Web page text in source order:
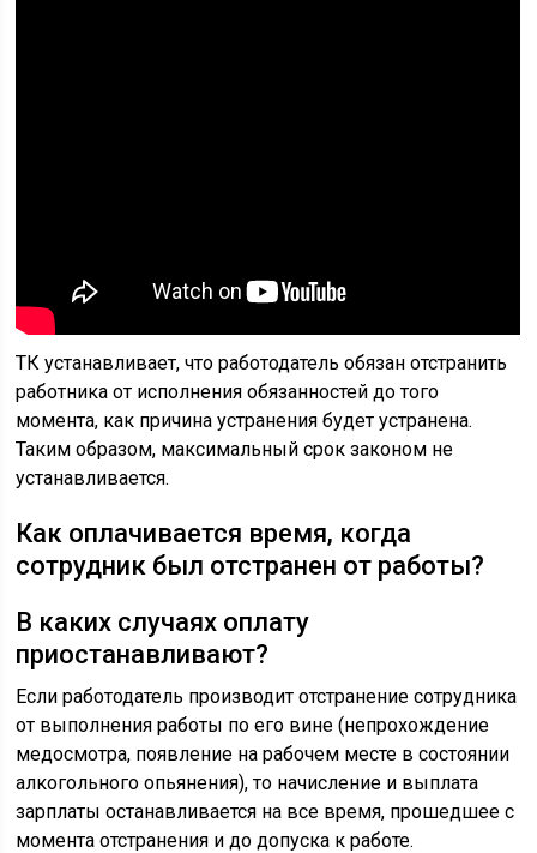
ТК устанавливает, что работодатель обязан отстранить
работника от исполнения обязанностей до того
момента, как причина устранения будет устранена.
Таким образом, максимальный срок законом не
устанавливается.
Как оплачивается время, когда
сотрудник был отстранен от работы?
В каких случаях оплату
приостанавливают?
Если работодатель производит отстранение сотрудника
от выполнения работы по его вине (непрохождение
медосмотра, появление на рабочем месте в состоянии
алкогольного опьянения), то начисление и выплата
зарплаты останавливается на все время, прошедшее с
момента отстранения и до допуска к работе.